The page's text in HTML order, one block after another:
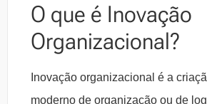
O que é Inovação
Organizacional?
Inovação organizacional é a
moderno de organização ou de